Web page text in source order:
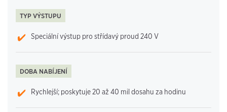
TYP VÝSTUPU
Speciální výstup pro střídavý proud 240 V
DOBA NABÍJENÍ
Rychlejší; poskytuje 20 až 40 mil dosahu za hodinu